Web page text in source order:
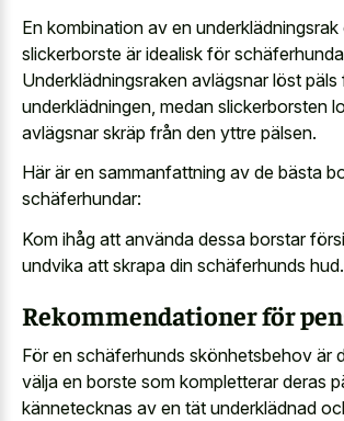
En kombination av en
slickerborste är idealisk för
Underklädningsraken avlägsnar löst
underklädningen, medan slickerborsten
avlägsnar skräp från den yttre pälsen.
Här är en sammanfattning av de bästa
schäferhundar:
Kom ihåg att använda dessa borstar
undvika att skrapa din schäferhunds hud.
Rekommendationer för
För en schäferhunds skönhetsbehov är
välja en borste som kompletterar deras
kännetecknas av en tät underklädnad